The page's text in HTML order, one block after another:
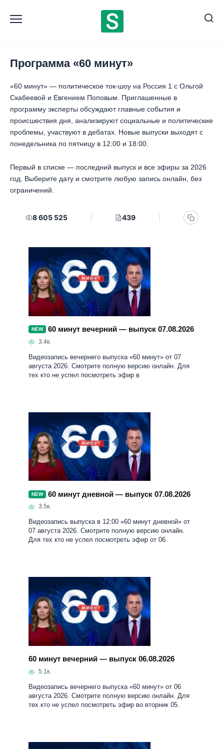
содержанию
Программа «60 минут»
«60 минут» — политическое ток-шоу на Россия 1 с Ольгой
Скабеевой и Евгением Поповым. Приглашенные в
программу эксперты обсуждают главные события и
происшествия дня, анализируют социальные и политические
проблемы, участвуют в дебатах. Новые выпуски выходят с
понедельника по пятницу в 12:00 и 18:00.
Первый в списке — последний выпуск и все эфиры за 2026
год. Выберите дату и смотрите любую запись онлайн, без
ограничений.
8 605 525 439
NEW 60 минут вечерний — выпуск 07.08.2026
3.4к.
Видеозапись вечернего выпуска «60 минут» от 07
августа 2026. Смотрите полную версию онлайн. Для
тех кто не успел посмотреть эфир в
NEW 60 минут дневной — выпуск 07.08.2026
3.5к.
Видеозапись выпуска в 12:00 «60 минут дневной» от
07 августа 2026. Смотрите полную версию онлайн.
Для тех кто не успел посмотреть эфир от 06.
60 минут вечерний — выпуск 06.08.2026
5.1к.
Видеозапись вечернего выпуска «60 минут» от 06
августа 2026. Смотрите полную версию онлайн. Для
тех кто не успел посмотреть эфир во вторник 05.